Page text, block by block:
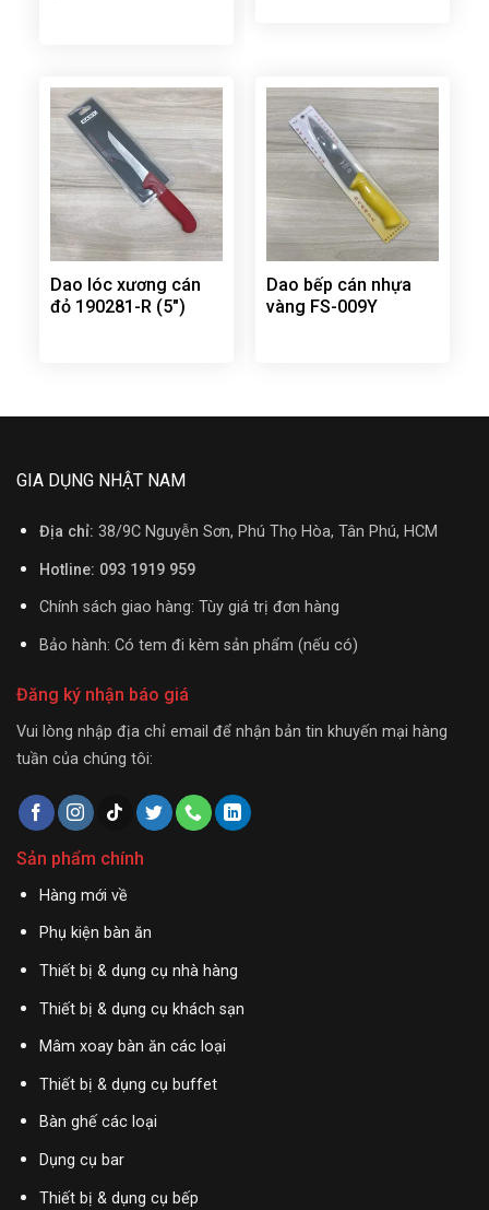
Dao lóc xương cán
đỏ 190281-R (5″)
Dao bếp cán nhựa
vàng FS-009Y
GIA DỤNG NHẬT NAM
Địa chỉ: 38/9C Nguyễn Sơn, Phú Thọ Hòa, Tân Phú, HCM
Hotline: 093 1919 959
Chính sách giao hàng: Tùy giá trị đơn hàng
Bảo hành: Có tem đi kèm sản phẩm (nếu có)
Đăng ký nhận báo giá
Vui lòng nhập địa chỉ email để nhận bản tin khuyến mại hàng
tuần của chúng tôi:
Sản phẩm chính
Hàng mới về
Phụ kiện bàn ăn
Thiết bị & dụng cụ nhà hàng
Thiết bị & dụng cụ khách sạn
Mâm xoay bàn ăn các loại
Thiết bị & dụng cụ buffet
Bàn ghế các loại
Dụng cụ bar
Thiết bị & dụng cụ bếp